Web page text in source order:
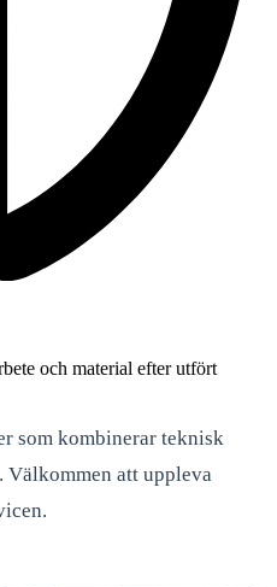
och material efter utfört
som kombinerar teknisk
Välkommen att uppleva